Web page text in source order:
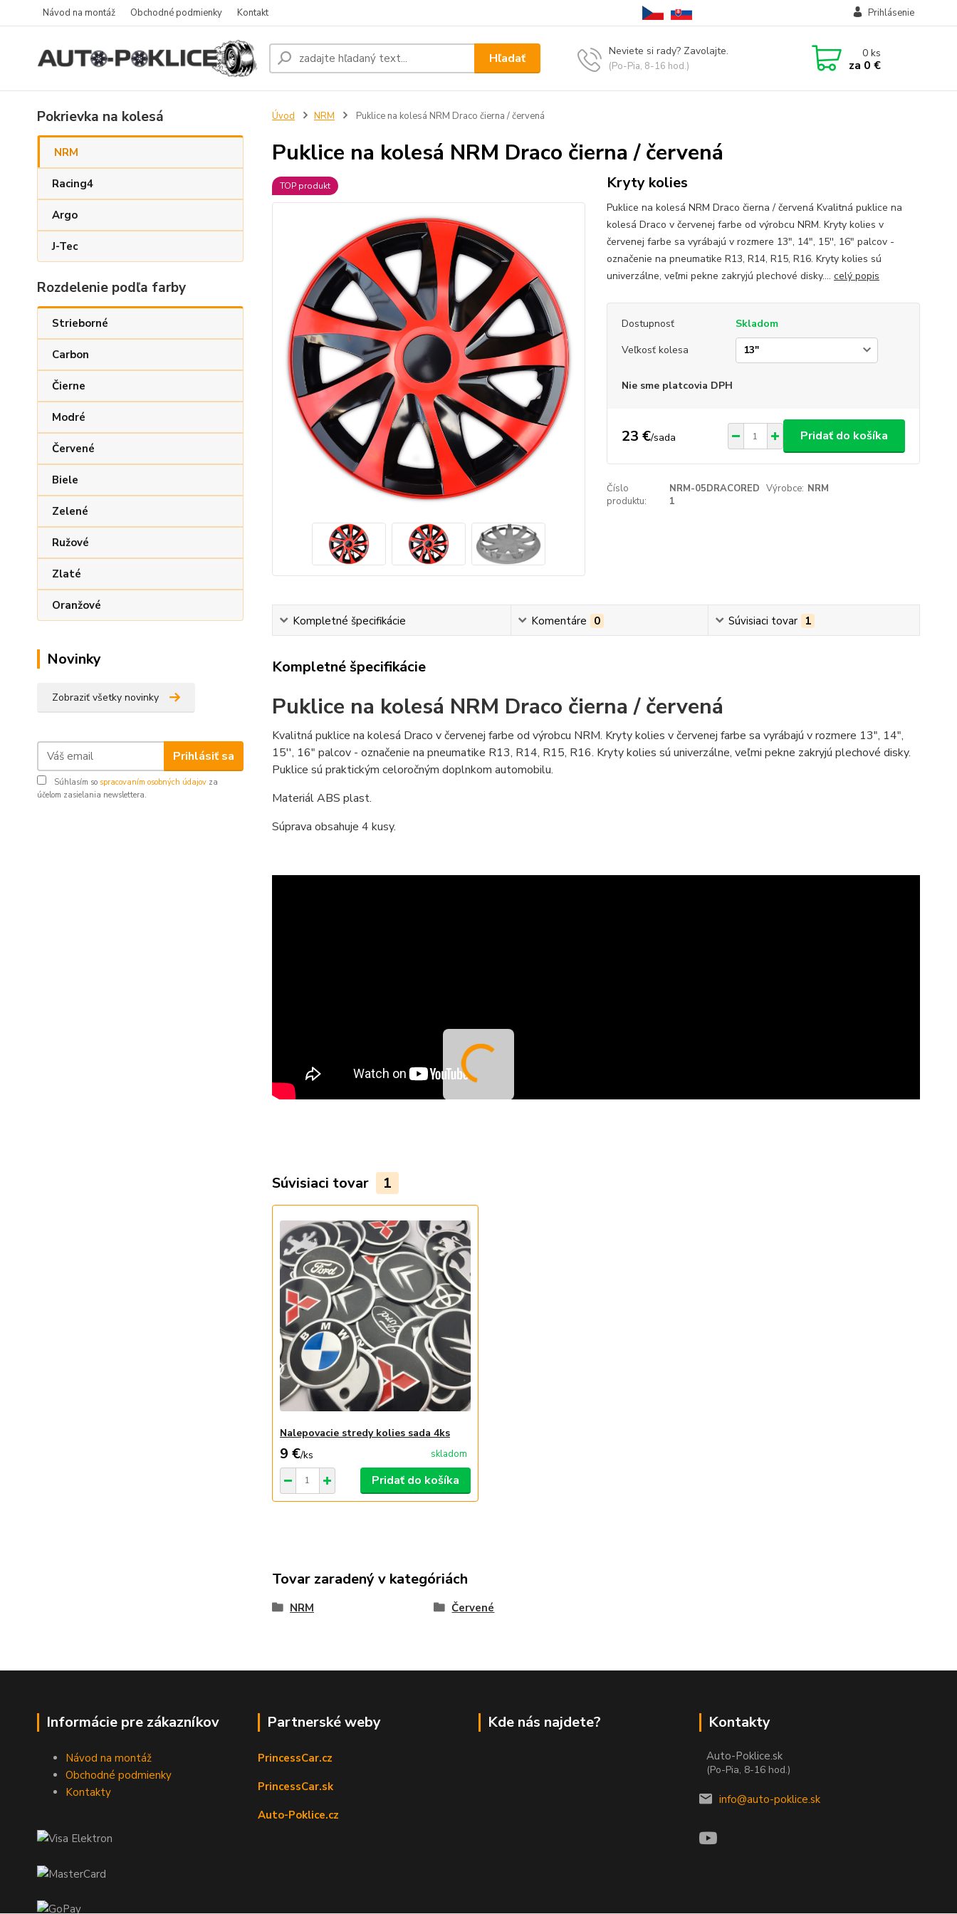
Návod na montáž Obchodné podmienky Kontakt Prihlásenie
Hľadať Neviete si rady? Zavolajte.
(Po-Pia, 8-16 hod.)
0ks
za 0 €
Pokrievka na kolesá
NRM
Racing4
Argo
J-Tec
Rozdelenie podľa farby
Strieborné
Carbon
Čierne
Modré
Červené
Biele
Zelené
Ružové
Zlaté
Oranžové
Novinky
Zobraziť všetky novinky
Prihlásiť sa
Súhlasím so spracovaním osobných údajov za
účelom zasielania newslettera.
Úvod NRM Puklice na kolesá NRM Draco čierna / červená
Puklice na kolesá NRM Draco čierna / červená
TOP produkt Kryty kolies
Puklice na kolesá NRM Draco čierna / červená Kvalitná puklice na
kolesá Draco v červenej farbe od výrobcu NRM. Kryty kolies v
červenej farbe sa vyrábajú v rozmere 13", 14", 15'', 16" palcov -
označenie na pneumatike R13, R14, R15, R16. Kryty kolies sú
univerzálne, veľmi pekne zakryjú plechové disky.... celý popis
Dostupnosť
Skladom
Veľkosť kolesa
Nie sme platcovia DPH
23 €/sada Pridať do košíka
Číslo
produktu:
NRM-05DRACORED
1
Výrobce: NRM
Kompletné špecifikácie Komentáre 0 Súvisiaci tovar 1
Kompletné špecifikácie
Puklice na kolesá NRM Draco čierna / červená
Kvalitná puklice na kolesá Draco v červenej farbe od výrobcu NRM. Kryty kolies v červenej farbe sa vyrábajú v rozmere 13", 14",
15'', 16" palcov - označenie na pneumatike R13, R14, R15, R16. Kryty kolies sú univerzálne, veľmi pekne zakryjú plechové disky.
Puklice sú praktickým celoročným doplnkom automobilu.
Materiál ABS plast.
Súprava obsahuje 4 kusy.
Súvisiaci tovar 1
Nalepovacie stredy kolies sada 4ks
9 €/ks skladom
Pridať do košíka
Tovar zaradený v kategóriách
NRM Červené
Informácie pre zákazníkov
Návod na montáž
Obchodné podmienky
Kontakty
Partnerské weby
PrincessCar.cz
PrincessCar.sk
Auto-Poklice.cz
Kde nás najdete? Kontakty
Auto-Poklice.sk
(Po-Pia, 8-16 hod.)
info@auto-poklice.sk